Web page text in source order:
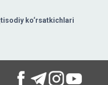
ko‘rsatkichlari